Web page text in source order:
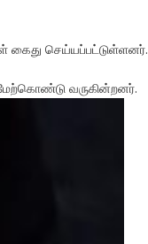
கைது செய்யப்பட்டுள்ளனர்.
வருகின்றனர்.